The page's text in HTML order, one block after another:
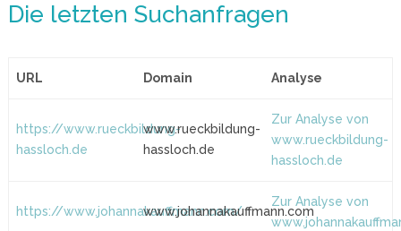
Die letzten Suchanfragen
URL Domain Analyse
https://www.rueckbildung-
hassloch.de
www.rueckbildung-
hassloch.de
Zur Analyse von
www.rueckbildung-
hassloch.de
https://www.johannakauffmann.com/
www.johannakauffmann.com
Zur Analyse von